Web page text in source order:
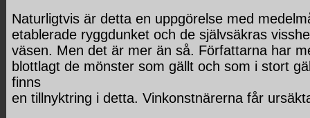
Naturligtvis är detta en uppgörelse med
etablerade ryggdunket och de självsäkras
väsen. Men det är mer än så. Författarna har
blottlagt de mönster som gällt och som i stort
finns
en tillnyktring i detta. Vinkonstnärerna får